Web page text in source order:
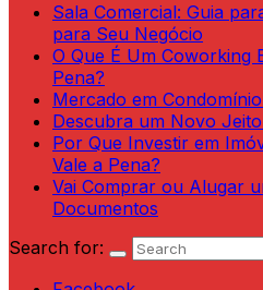
Sala Comercial: Guia
para Seu Negócio
O Que É Um Coworking
Pena?
Mercado em
Descubra um Novo
Por Que Investir em
Vale a Pena?
Vai Comprar ou Alugar
Documentos
Search for: